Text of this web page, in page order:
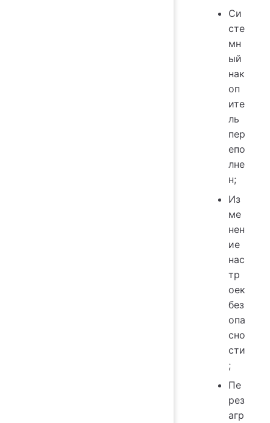
Си
сте
мн
ый
нак
оп
ите
ль
пер
епо
лне
н;
Из
ме
нен
ие
нас
тр
оек
без
опа
сно
сти
;
Пе
рез
агр